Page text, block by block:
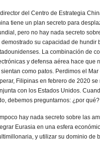
del Centro de Estrategia
tiene un plan secreto para
pero no hay nada secreto
demostrado su capacidad de
La combinación de
y defensa aérea hace que
sientan como patos. Perdimos el
Filipinas en febrero de 2020
con los Estados Unidos.
debemos preguntarnos: ¿por qué?
hay nada secreto sobre las
Eurasia en una esfera
y utilizar su dominio de